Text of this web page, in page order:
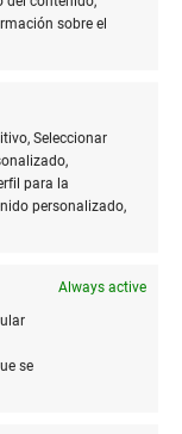
sobre el
Seleccionar
para la
personalizado,
Always active
se
menos a mí
y muy